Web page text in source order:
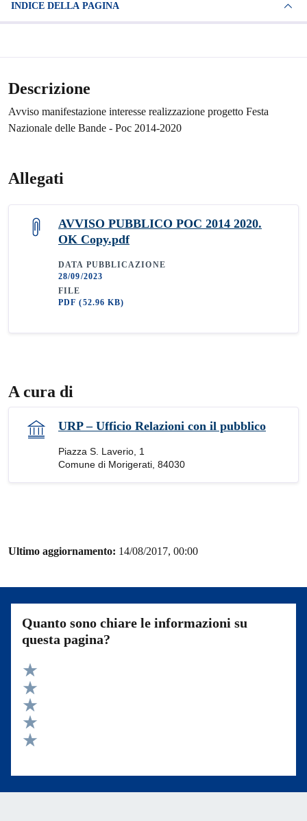
INDICE DELLA PAGINA
Descrizione
Avviso manifestazione interesse realizzazione progetto Festa
Nazionale delle Bande - Poc 2014-2020
Allegati
AVVISO PUBBLICO POC 2014 2020.
OK Copy.pdf
DATA PUBBLICAZIONE
28/09/2023
FILE
PDF(52.96 KB)
A cura di
URP – Ufficio Relazioni con il pubblico
Piazza S. Laverio, 1
Comune di Morigerati, 84030
Ultimo aggiornamento: 14/08/2017, 00:00
Quanto sono chiare le informazioni su
questa pagina?
Valuta 5 stelle su 5
Valuta 4 stelle su 5
Valuta 3 stelle su 5
Valuta 2 stelle su 5